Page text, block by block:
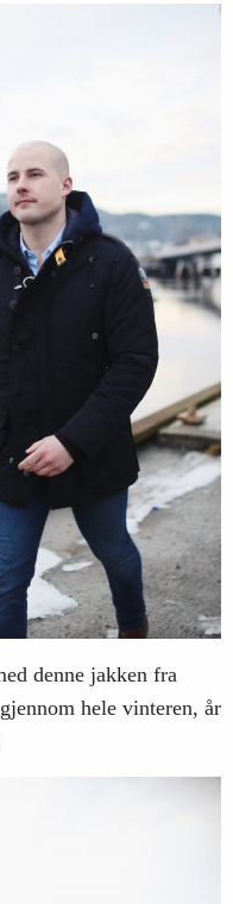
denne jakken fra
hele vinteren, år